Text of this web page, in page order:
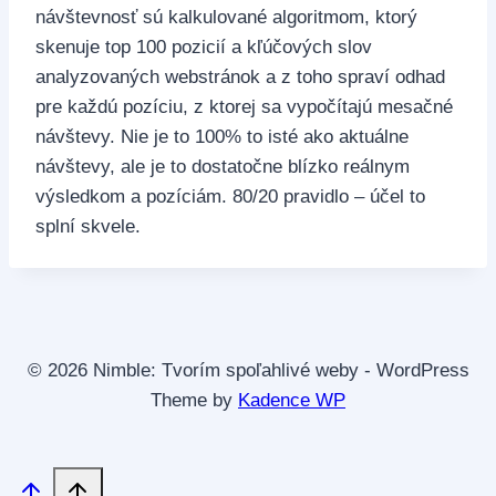
návštevnosť sú kalkulované algoritmom, ktorý
skenuje top 100 pozicií a kľúčových slov
analyzovaných webstránok a z toho spraví odhad
pre každú pozíciu, z ktorej sa vypočítajú mesačné
návštevy. Nie je to 100% to isté ako aktuálne
návštevy, ale je to dostatočne blízko reálnym
výsledkom a pozíciám. 80/20 pravidlo – účel to
splní skvele.
© 2026 Nimble: Tvorím spoľahlivé weby - WordPress
Theme by Kadence WP